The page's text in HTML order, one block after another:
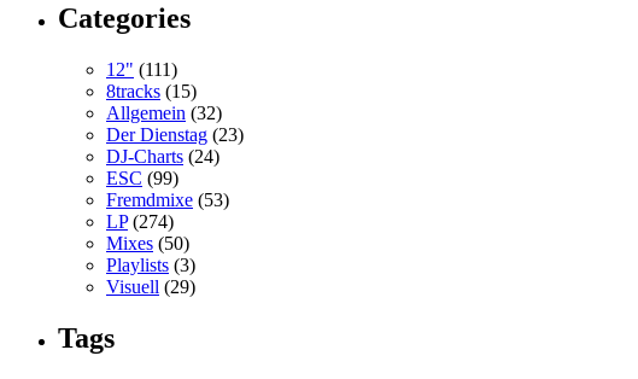
Categories
12" (111)
8tracks (15)
Allgemein (32)
Der Dienstag (23)
DJ-Charts (24)
ESC (99)
Fremdmixe (53)
LP(274)
Mixes (50)
Playlists (3)
Visuell (29)
Tags